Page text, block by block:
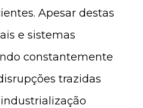
Apesar destas
e sistemas
constantemente
trazidas